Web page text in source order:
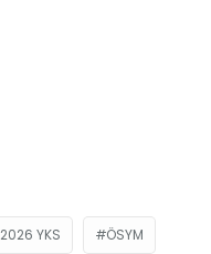
2026 YKS ÖSYM